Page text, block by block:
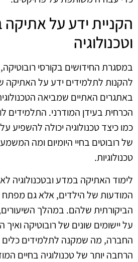
הקניית ידע על
וטכנולוגיה
במסגרת החידושים בקורסי
להקנות לתלמידים ידע על האתיקה
באתגרים האתיים שמביאה
הכרחית בעידן המודרני. התלמידים
כמו כיצד טכנולוגיה יכולה
של רובוטים בחיי היומיום ומה
טכנולוגיות.
לימוד האתיקה במדע ובטכנולוגיה
המודעות של הילדים, אלא גם מפתח
הביקורתית שלהם. במהלך
על יישומים שונים של רובוטיקה
החברה, מה שמקנה לתלמידים כלים
הרחבה יותר של טכנולוגיה בחיים